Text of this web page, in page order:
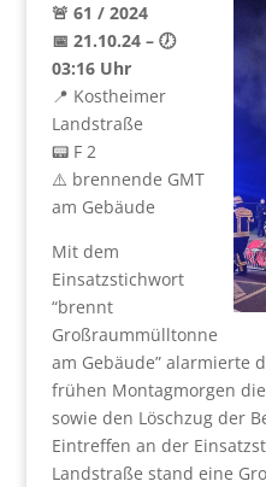
🚨 61 / 2024
📅 21.10.24 – 🕖
03:16 Uhr
📍 Kostheimer
Landstraße
📟 F 2
⚠️ brennende GMT
am Gebäude
Mit dem
Einsatzstichwort
“brennt
Großraummülltonne
am Gebäude” alarmierte
frühen Montagmorgen
sowie den Löschzug der
Eintreffen an der
Landstraße stand eine